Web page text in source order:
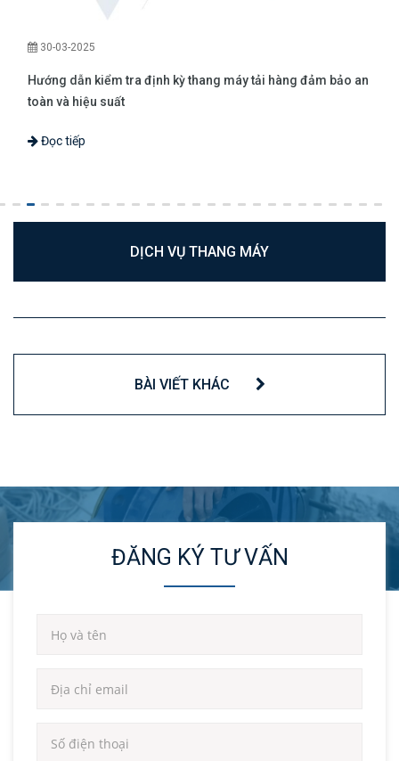
30-03-2025
Hướng dẫn kiểm tra định kỳ thang máy tải hàng đảm bảo an
toàn và hiệu suất
Đọc tiếp
DỊCH VỤ THANG MÁY
BÀI VIẾT KHÁC
ĐĂNG KÝ TƯ VẤN